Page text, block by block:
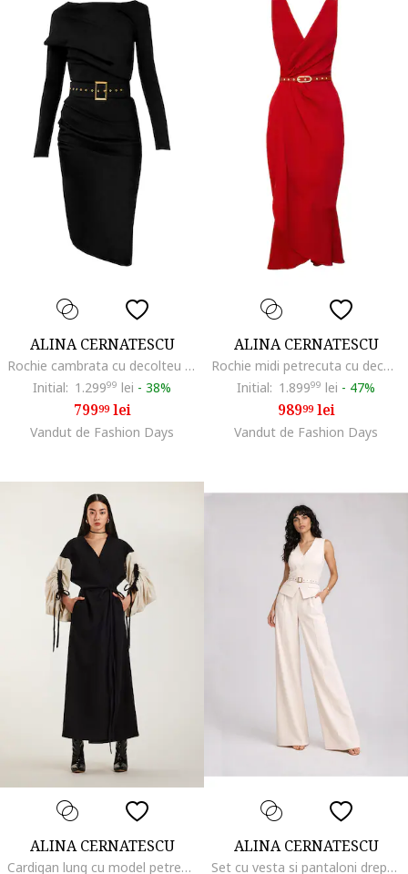
ALINA CERNATESCU
Rochie cambrata cu decolteu barcuta, Negru
Initial: 1.29999 lei - 38%
79999lei
Vandut de Fashion Days
ALINA CERNATESCU
Rochie midi petrecuta cu decolteu cache-coeur Fame, Rosu
Initial: 1.89999 lei - 47%
98999lei
Vandut de Fashion Days
ALINA CERNATESCU
Cardigan lung cu model petrecut si maneci contrastante Astrid, Negru/Crem
ALINA CERNATESCU
Set cu vesta si pantaloni drepti Anika, Ivoire